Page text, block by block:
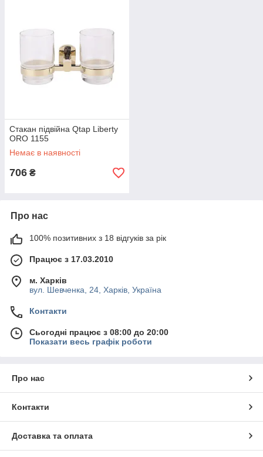
Стакан підвійна Qtap Liberty
ORO 1155
Немає в наявності
706 ₴
Про нас
100% позитивних з 18 відгуків за рік
Працює з 17.03.2010
м. Харків
вул. Шевченка, 24, Харків, Україна
Контакти
Сьогодні працює з 08:00 до 20:00
Показати весь графік роботи
Про нас
Контакти
Доставка та оплата